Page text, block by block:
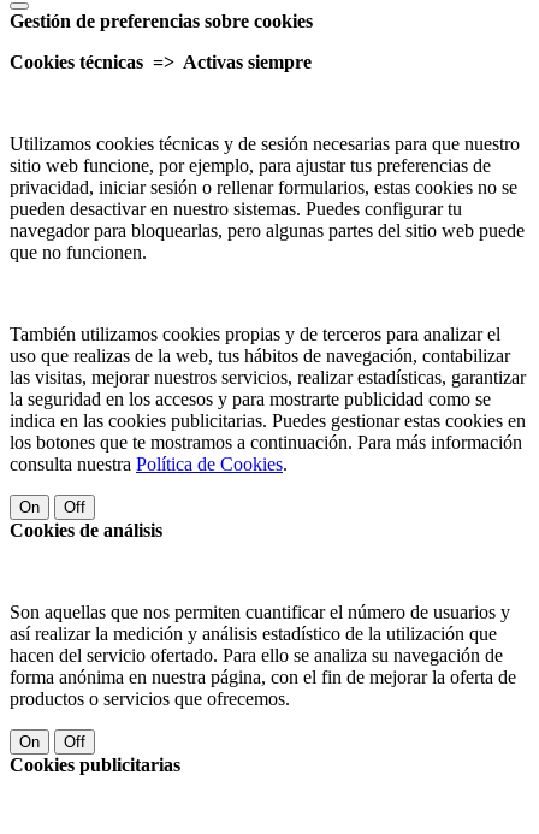
Gestión de preferencias sobre cookies
Cookies técnicas => Activas siempre
Utilizamos cookies técnicas y de sesión necesarias para que nuestro
sitio web funcione, por ejemplo, para ajustar tus preferencias de
privacidad, iniciar sesión o rellenar formularios, estas cookies no se
pueden desactivar en nuestro sistemas. Puedes configurar tu
navegador para bloquearlas, pero algunas partes del sitio web puede
que no funcionen.
También utilizamos cookies propias y de terceros para analizar el
uso que realizas de la web, tus hábitos de navegación, contabilizar
las visitas, mejorar nuestros servicios, realizar estadísticas, garantizar
la seguridad en los accesos y para mostrarte publicidad como se
indica en las cookies publicitarias. Puedes gestionar estas cookies en
los botones que te mostramos a continuación. Para más información
consulta nuestra Política de Cookies.
On Off
Cookies de análisis
Son aquellas que nos permiten cuantificar el número de usuarios y
así realizar la medición y análisis estadístico de la utilización que
hacen del servicio ofertado. Para ello se analiza su navegación de
forma anónima en nuestra página, con el fin de mejorar la oferta de
productos o servicios que ofrecemos.
On Off
Cookies publicitarias